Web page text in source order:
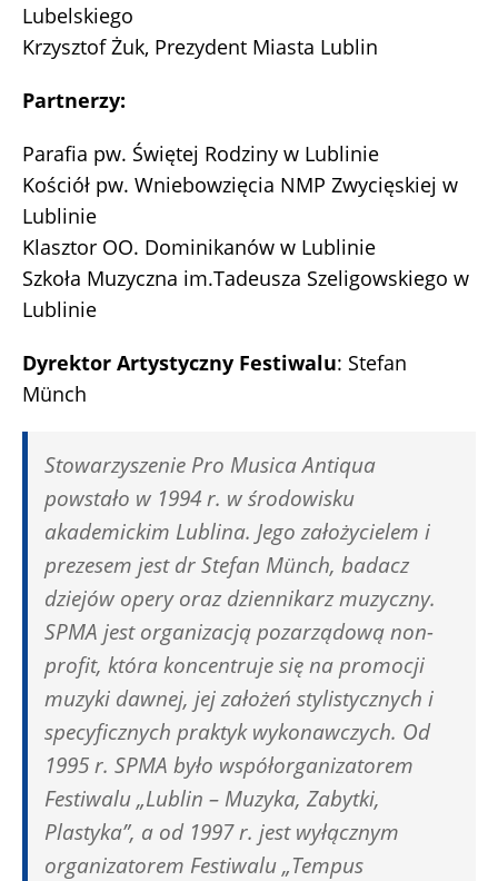
Lubelskiego
Krzysztof Żuk, Prezydent Miasta Lublin
Partnerzy:
Parafia pw. Świętej Rodziny w Lublinie
Kościół pw. Wniebowzięcia NMP Zwycięskiej w
Lublinie
Klasztor OO. Dominikanów w Lublinie
Szkoła Muzyczna im.Tadeusza Szeligowskiego w
Lublinie
Dyrektor Artystyczny Festiwalu: Stefan
Münch
Stowarzyszenie Pro Musica Antiqua
powstało w 1994 r. w środowisku
akademickim Lublina. Jego założycielem i
prezesem jest dr Stefan Münch, badacz
dziejów opery oraz dziennikarz muzyczny.
SPMA jest organizacją pozarządową non-
profit, która koncentruje się na promocji
muzyki dawnej, jej założeń stylistycznych i
specyficznych praktyk wykonawczych. Od
1995 r. SPMA było współorganizatorem
Festiwalu „Lublin – Muzyka, Zabytki,
Plastyka”, a od 1997 r. jest wyłącznym
organizatorem Festiwalu „Tempus